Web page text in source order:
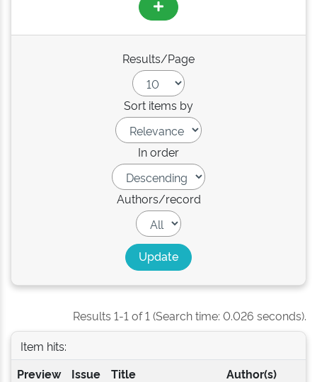
Results/Page
Sort items by
In order
Authors/record
Results 1-1 of 1 (Search time: 0.026 seconds).
Item hits:
Preview
Issue
Title Author(s)